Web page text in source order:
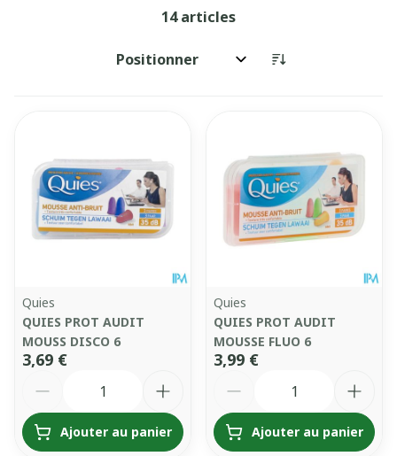
14articles
Trier par:
Quies
QUIES PROT AUDIT
MOUSS DISCO 6
3,69 €
Ajouter au panier
Quies
QUIES PROT AUDIT
MOUSSE FLUO 6
3,99 €
Ajouter au panier